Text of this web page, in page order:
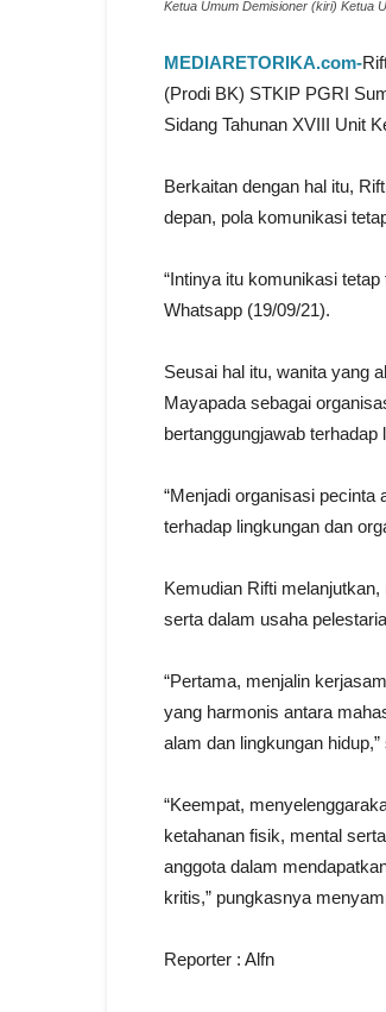
Ketua Umum Demisioner (kiri) Ketua
MEDIARETORIKA.com-
(Prodi BK) STKIP PGRI
Sidang Tahunan XVIII Unit
Berkaitan dengan hal itu,
depan, pola komunikasi
“Intinya itu komunikasi
Whatsapp (19/09/21).
Seusai hal itu, wanita yang
Mayapada sebagai
bertanggungjawab
“Menjadi organisasi
terhadap lingkungan dan
Kemudian Rifti
serta dalam usaha
“Pertama, menjalin
yang harmonis antara
alam dan lingkungan
“Keempat,
ketahanan fisik, mental
anggota dalam
kritis,” pungkasnya
Reporter : Alfn